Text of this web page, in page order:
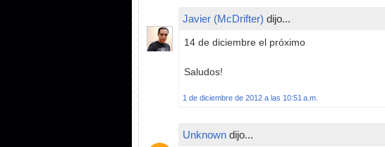
Javier (McDrifter) dijo...
14 de diciembre el próximo
Saludos!
1 de diciembre de 2012 a las 10:51 a.m.
Unknown dijo...